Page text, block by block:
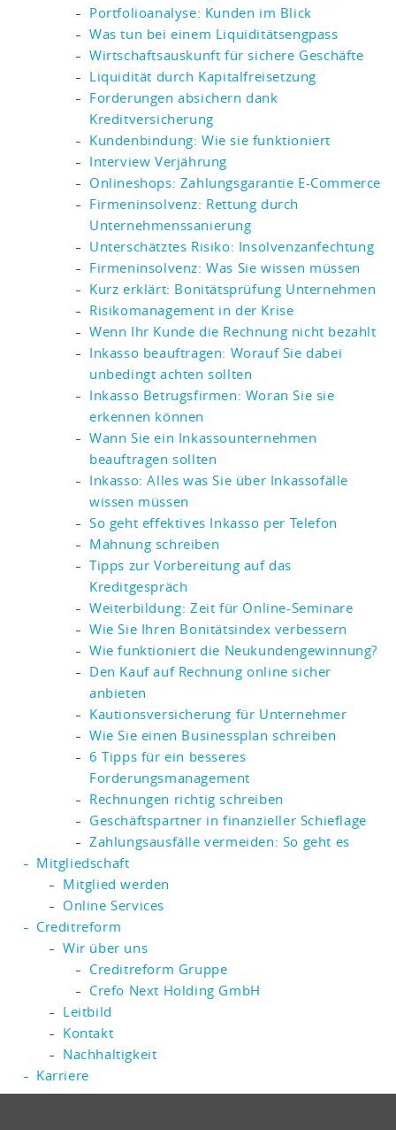
Portfolioanalyse: Kunden im Blick
Was tun bei einem Liquiditätsengpass
Wirtschaftsauskunft für sichere Geschäfte
Liquidität durch Kapitalfreisetzung
Forderungen absichern dank
Kreditversicherung
Kundenbindung: Wie sie funktioniert
Interview Verjährung
Onlineshops: Zahlungsgarantie E-Commerce
Firmeninsolvenz: Rettung durch
Unternehmenssanierung
Unterschätztes Risiko: Insolvenzanfechtung
Firmeninsolvenz: Was Sie wissen müssen
Kurz erklärt: Bonitätsprüfung Unternehmen
Risikomanagement in der Krise
Wenn Ihr Kunde die Rechnung nicht bezahlt
Inkasso beauftragen: Worauf Sie dabei
unbedingt achten sollten
Inkasso Betrugsfirmen: Woran Sie sie
erkennen können
Wann Sie ein Inkassounternehmen
beauftragen sollten
Inkasso: Alles was Sie über Inkassofälle
wissen müssen
So geht effektives Inkasso per Telefon
Mahnung schreiben
Tipps zur Vorbereitung auf das
Kreditgespräch
Weiterbildung: Zeit für Online-Seminare
Wie Sie Ihren Bonitätsindex verbessern
Wie funktioniert die Neukundengewinnung?
Den Kauf auf Rechnung online sicher
anbieten
Kautionsversicherung für Unternehmer
Wie Sie einen Businessplan schreiben
6 Tipps für ein besseres
Forderungsmanagement
Rechnungen richtig schreiben
Geschäftspartner in finanzieller Schieflage
Zahlungsausfälle vermeiden: So geht es
Mitgliedschaft
Mitglied werden
Online Services
Creditreform
Wir über uns
Creditreform Gruppe
Crefo Next Holding GmbH
Leitbild
Kontakt
Nachhaltigkeit
Karriere